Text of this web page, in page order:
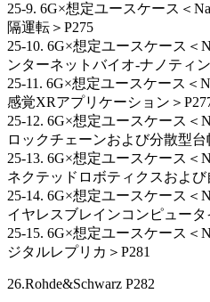
25-9. 6G×想定ユースケース＜
隔運転＞P275
25-10. 6G×想定ユースケース＜
ンターネットバイオ-ナノティ
25-11. 6G×想定ユースケース＜
感覚XRアプリケーション＞
25-12. 6G×想定ユースケース＜
ロックチェーンおよび分散型台
25-13. 6G×想定ユースケース＜
ネクテッドロボティクスおよ
25-14. 6G×想定ユースケース＜
イヤレスブレインコンピュー
25-15. 6G×想定ユースケース＜
ジタルレプリカ＞P281
26.Rohde&Schwarz P282